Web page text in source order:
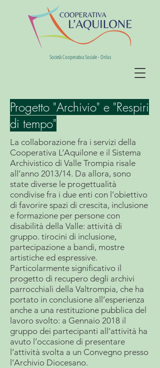
Società Cooperativa Sociale - Onlus
Progetto "Archivio" e "Respiri
di tempo"
La collaborazione fra i servizi della
Cooperativa L’Aquilone e il Sistema
Archivistico di Valle Trompia risale
all’anno 2013/14. Da allora, sono
state diverse le progettualità
condivise fra i due enti con l’obiettivo
di favorire spazi di crescita, inclusione
e formazione per persone con
disabilità della Valle: attività di
gruppo. tirocini di inclusione,
partecipazione a bandi, mostre
artistiche ed espressive.
Particolarmente significativo il
progetto di recupero degli archivi
parrocchiali della Valtrompia, che ha
portato in conclusione all’esperienza
anche a una restituzione pubblica del
lavoro svolto: a Gennaio 2018 il
gruppo dei partecipanti all’attività ha
avuto l’occasione di presentare
l’attività svolta a un Convegno presso
l’Archivio Diocesano.